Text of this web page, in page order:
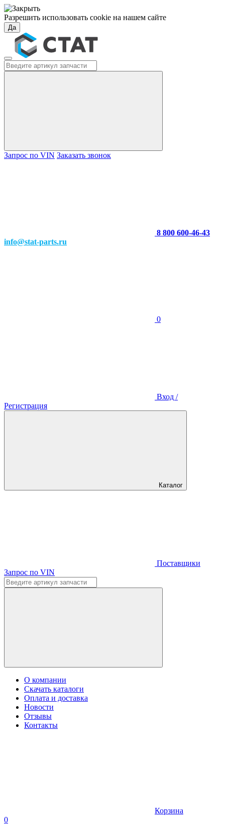
Разрешить использовать cookie на нашем сайте
Да
Запрос по VIN Заказать звонок
8 800 600-46-43
info@stat-parts.ru
0
Вход /
Регистрация
Каталог
Поставщики
Запрос по VIN
О компании
Скачать каталоги
Оплата и доставка
Новости
Отзывы
Контакты
Корзина
0